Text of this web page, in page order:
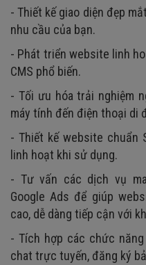
- Thiết kế giao diện đẹp
nhu cầu của bạn.
- Phát triển website linh
CMS phổ biến.
- Tối ưu hóa trải nghiệm
máy tính đến điện thoại di
- Thiết kế website chuẩn
linh hoạt khi sử dụng.
- Tư vấn các dịch vụ
Google Ads để giúp
cao, dễ dàng tiếp cận với
- Tích hợp các chức
chat trực tuyến, đăng ký